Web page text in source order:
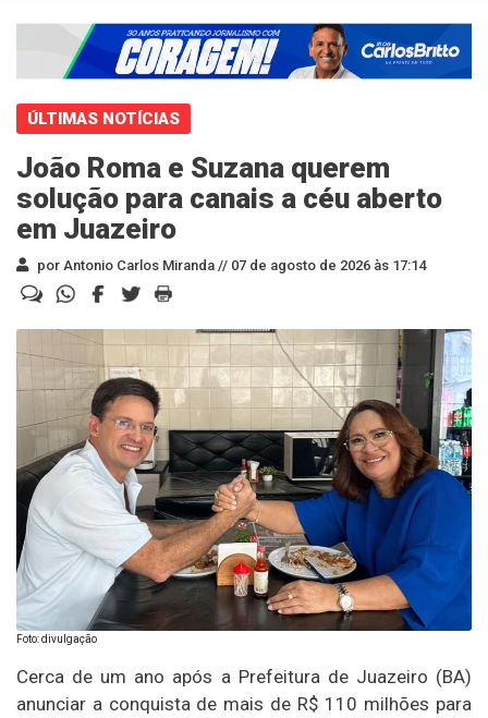
ÚLTIMAS NOTÍCIAS
João Roma e Suzana querem
solução para canais a céu aberto
em Juazeiro
por Antonio Carlos Miranda // 07 de agosto de 2026 às 17:14
Foto: divulgação
Cerca de um ano após a Prefeitura de Juazeiro (BA)
anunciar a conquista de mais de R$ 110 milhões para